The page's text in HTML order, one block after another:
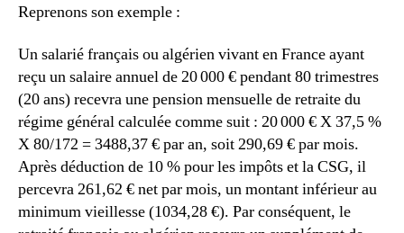
Reprenons son exemple :
Un salarié français ou algérien vivant en France ayant
reçu un salaire annuel de 20 000 € pendant 80 trimestres
(20 ans) recevra une pension mensuelle de retraite du
régime général calculée comme suit : 20 000 € X 37,5 %
X 80/172 = 3488,37 € par an, soit 290,69 € par mois.
Après déduction de 10 % pour les impôts et la CSG, il
percevra 261,62 € net par mois, un montant inférieur au
minimum vieillesse (1034,28 €). Par conséquent, le